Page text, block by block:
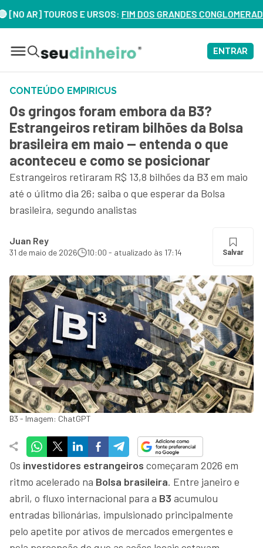
TOUROS E URSOS:FIM DOS GRANDES CONGLOMERADOS
ENTRAR
CONTEÚDO EMPIRICUS
Os gringos foram embora da B3?
Estrangeiros retiram bilhões da Bolsa
brasileira em maio — entenda o que
aconteceu e como se posicionar
Estrangeiros retiraram R$ 13,8 bilhões da B3 em maio
até o úlitmo dia 26; saiba o que esperar da Bolsa
brasileira, segundo analistas
Juan Rey
31 de maio de 2026 10:00 - atualizado às 17:14 Salvar
B3 - Imagem: ChatGPT
Os investidores estrangeiros começaram 2026 em
ritmo acelerado na Bolsa brasileira. Entre janeiro e
abril, o fluxo internacional para a B3 acumulou
entradas bilionárias, impulsionado principalmente
pelo apetite por ativos de mercados emergentes e